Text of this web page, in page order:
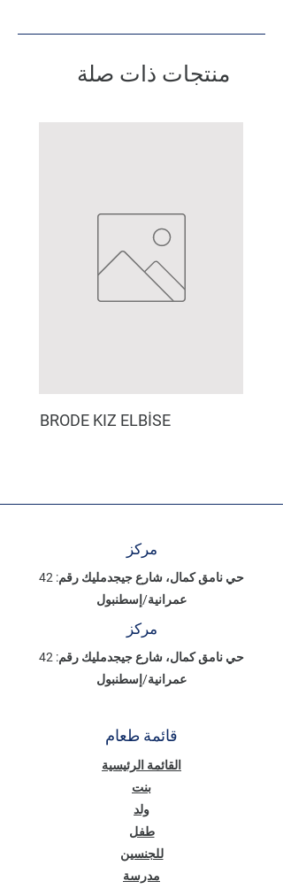
منتجات ذات صلة
BRODE KIZ ELBİSE
مركز
حي نامق كمال، شارع جيجدمليك رقم: 42
عمرانية/إسطنبول
مركز
حي نامق كمال، شارع جيجدمليك رقم: 42
عمرانية/إسطنبول
قائمة طعام
القائمة الرئيسية
بنت
ولد
طفل
للجنسين
مدرسة